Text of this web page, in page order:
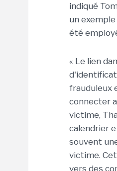
indiqué
un
été
« Le lien
frauduleux
connecter
victime,
calendrier
souvent
victime.
vers des